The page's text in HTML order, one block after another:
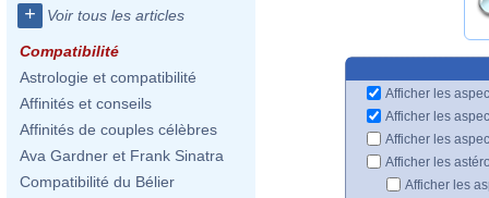
+ Voir tous les articles
Compatibilité
Astrologie et compatibilité
Affinités et conseils
Affinités de couples célèbres
Ava Gardner et Frank Sinatra
Compatibilité du Bélier
Afficher les
Afficher les
Afficher les
Afficher les
Afficher les